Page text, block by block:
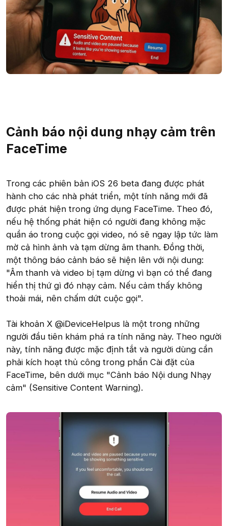
Cảnh báo nội dung nhạy cảm trên
FaceTime
Trong các phiên bản iOS 26 beta đang được phát
hành cho các nhà phát triển, một tính năng mới đã
được phát hiện trong ứng dụng FaceTime. Theo đó,
nếu hệ thống phát hiện có người đang không mặc
quần áo trong cuộc gọi video, nó sẽ ngay lập tức làm
mờ cả hình ảnh và tạm dừng âm thanh. Đồng thời,
một thông báo cảnh báo sẽ hiện lên với nội dung:
"Âm thanh và video bị tạm dừng vì bạn có thể đang
hiển thị thứ gì đó nhạy cảm. Nếu cảm thấy không
thoải mái, nên chấm dứt cuộc gọi".
Tài khoản X @iDeviceHelpus là một trong những
người đầu tiên khám phá ra tính năng này. Theo người
này, tính năng được mặc định tắt và người dùng cần
phải kích hoạt thủ công trong phần Cài đặt của
FaceTime, bên dưới mục "Cảnh báo Nội dung Nhạy
cảm" (Sensitive Content Warning).